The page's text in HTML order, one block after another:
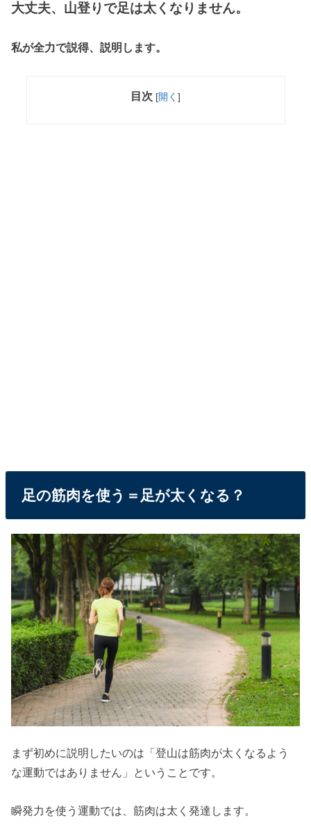
大丈夫、山登りで足は太くなりません。
私が全力で説得、説明します。
目次 [開く ]
足の筋肉を使う＝足が太くなる？
まず初めに説明したいのは「登山は筋肉が太くなるよう
な運動ではありません」ということです。
瞬発力を使う運動では、筋肉は太く発達します。